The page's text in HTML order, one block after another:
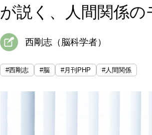
が説く、人間関係
西剛志（脳科学者）
#西剛志 #脳 #月刊PHP #人間関係